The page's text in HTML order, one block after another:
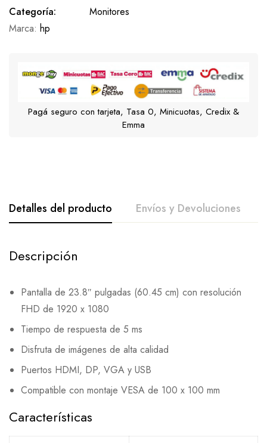
Categoría:
Monitores
Marca: hp
Pagá seguro con tarjeta, Tasa 0, Minicuotas, Credix &
Emma
Detalles del producto Envíos y Devoluciones
Descripción
Pantalla de 23.8″ pulgadas (60.45 cm) con resolución
FHD de 1920 x 1080
Tiempo de respuesta de 5 ms
Disfruta de imágenes de alta calidad
Puertos HDMI, DP, VGA y USB
Compatible con montaje VESA de 100 x 100 mm
Características